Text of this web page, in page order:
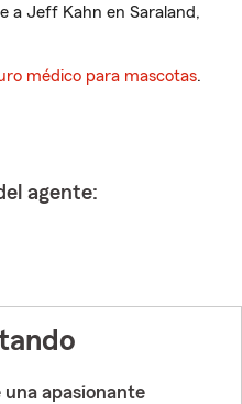
a Jeff Kahn en Saraland,
médico para mascotas.
agente:
una apasionante